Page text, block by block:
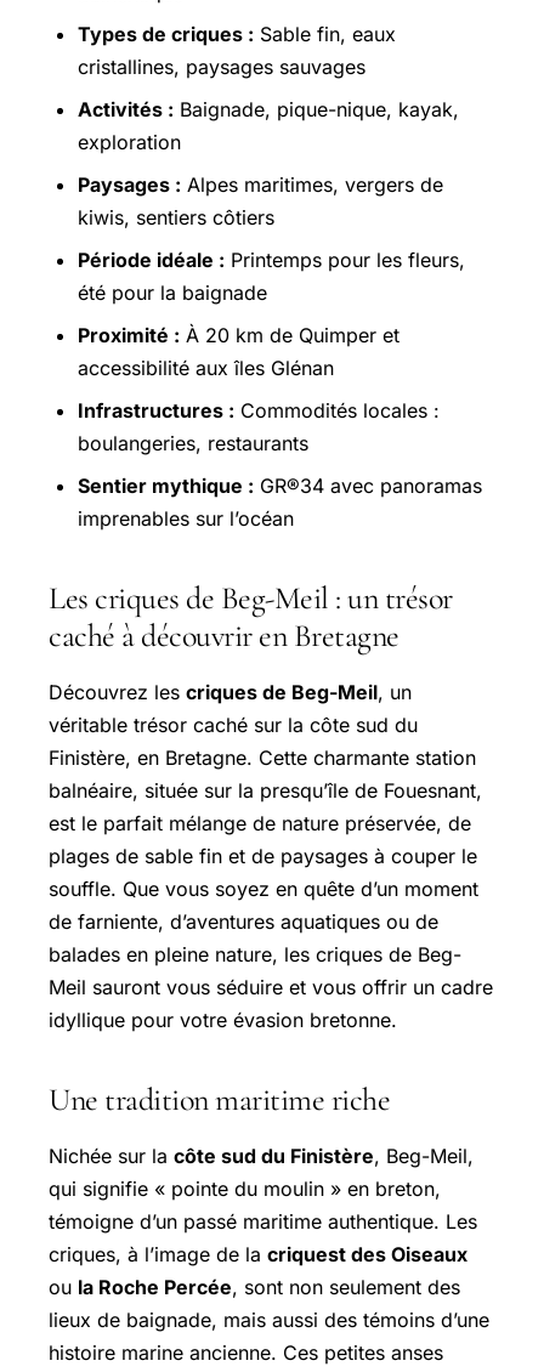
Types de criques : Sable fin, eaux
cristallines, paysages sauvages
Activités : Baignade, pique-nique, kayak,
exploration
Paysages : Alpes maritimes, vergers de
kiwis, sentiers côtiers
Période idéale : Printemps pour les fleurs,
été pour la baignade
Proximité : À 20 km de Quimper et
accessibilité aux îles Glénan
Infrastructures : Commodités locales :
boulangeries, restaurants
Sentier mythique : GR®34 avec panoramas
imprenables sur l’océan
Les criques de Beg-Meil : un trésor
caché à découvrir en Bretagne
Découvrez les criques de Beg-Meil, un
véritable trésor caché sur la côte sud du
Finistère, en Bretagne. Cette charmante station
balnéaire, située sur la presqu’île de Fouesnant,
est le parfait mélange de nature préservée, de
plages de sable fin et de paysages à couper le
souffle. Que vous soyez en quête d’un moment
de farniente, d’aventures aquatiques ou de
balades en pleine nature, les criques de Beg-
Meil sauront vous séduire et vous offrir un cadre
idyllique pour votre évasion bretonne.
Une tradition maritime riche
Nichée sur la côte sud du Finistère, Beg-Meil,
qui signifie « pointe du moulin » en breton,
témoigne d’un passé maritime authentique. Les
criques, à l’image de la criquest des Oiseaux
ou la Roche Percée, sont non seulement des
lieux de baignade, mais aussi des témoins d’une
histoire marine ancienne. Ces petites anses